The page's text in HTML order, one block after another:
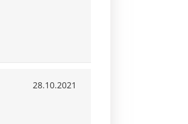
28.10.2021